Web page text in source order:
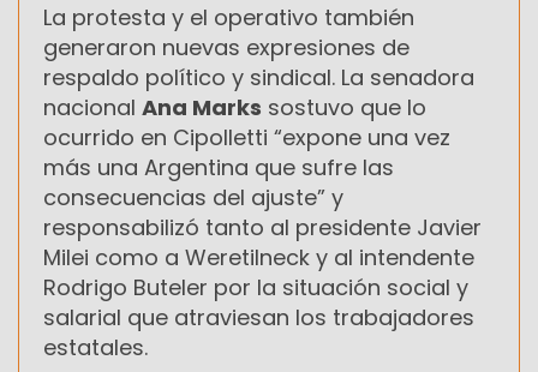
La protesta y el operativo también
generaron nuevas expresiones de
respaldo político y sindical. La senadora
nacional Ana Marks sostuvo que lo
ocurrido en Cipolletti “expone una vez
más una Argentina que sufre las
consecuencias del ajuste” y
responsabilizó tanto al presidente Javier
Milei como a Weretilneck y al intendente
Rodrigo Buteler por la situación social y
salarial que atraviesan los trabajadores
estatales.